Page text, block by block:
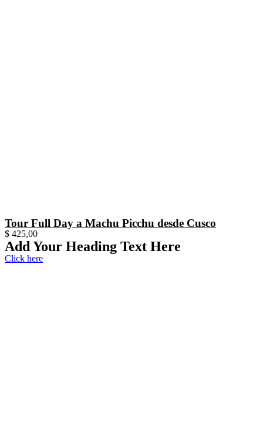
Tour Full Day a Machu Picchu desde Cusco
$ 425,00
Add Your Heading Text Here
Click here